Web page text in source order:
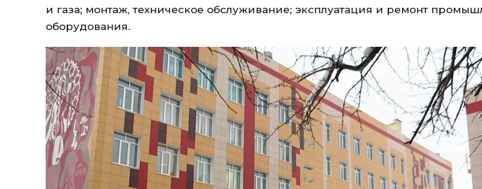
и газа; монтаж, техническое обслуживание; эксплуатация и ремонт
оборудования.